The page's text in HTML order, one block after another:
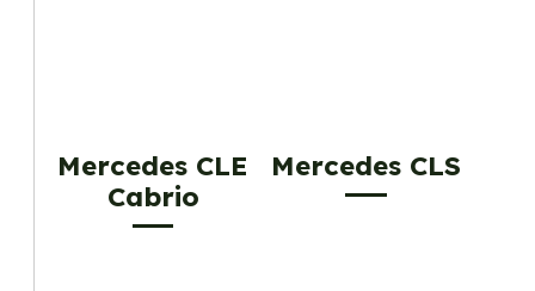
Mercedes CLE
Cabrio
Mercedes CLS